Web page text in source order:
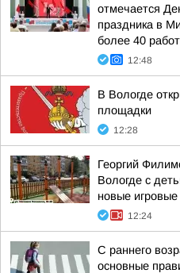
отмечается
праздника в
более 40
12:48
В Вологде
площадки
12:28
Георгий
Вологде с
новые
12:24
С раннего
основные